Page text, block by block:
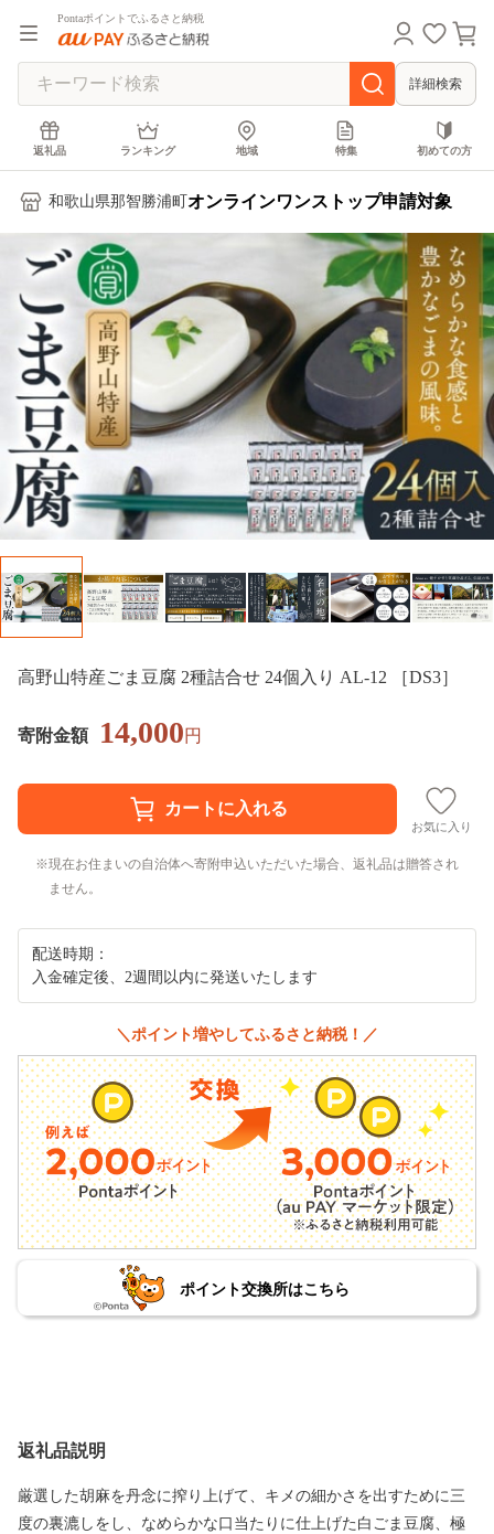
Pontaポイントでふるさと納税
詳細検索
返礼品 ランキング 地域 特集 初めての方
和歌山県那智勝浦町 オンラインワンストップ申請対象
高野山特産ごま豆腐 2種詰合せ 24個入り AL-12 ［DS3］
寄附金額 14,000円
お気に入り
現在お住まいの自治体へ寄附申込いただいた場合、返礼品は贈答され
ません。
配送時期：
入金確定後、2週間以内に発送いたします
＼ポイント増やしてふるさと納税！／
ポイント交換所はこちら
返礼品説明
厳選した胡麻を丹念に搾り上げて、キメの細かさを出すために三
度の裏漉しをし、なめらかな口当たりに仕上げた白ごま豆腐、極